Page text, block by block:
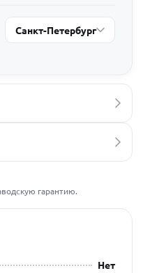
Санкт-Петербург
гарантию.
Нет